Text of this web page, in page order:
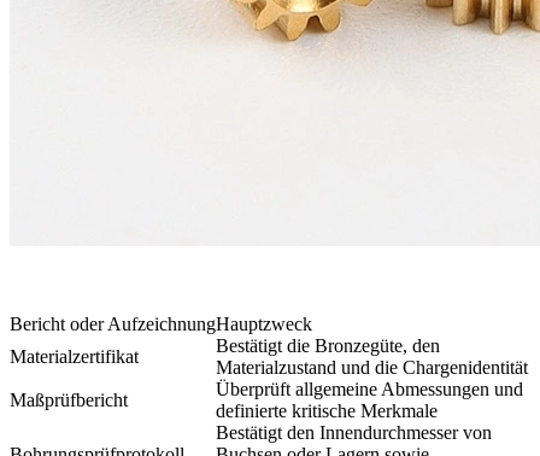
Bericht oder AufzeichnungHauptzweck
Materialzertifikat
Bestätigt die Bronzegüte, den
Materialzustand und die Chargenidentität
Maßprüfbericht
Überprüft allgemeine Abmessungen und
definierte kritische Merkmale
Bestätigt den Innendurchmesser von